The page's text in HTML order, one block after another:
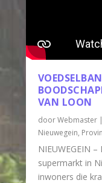
VAN LOON
doorWebmaster|
Nieuwegein,
NIEUWEGEIN
supermarkt in
inwoners die